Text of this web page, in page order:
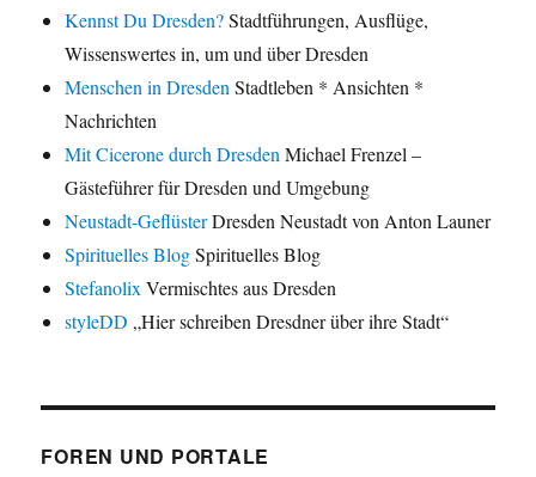
Kennst Du Dresden?Stadtführungen, Ausflüge,
Wissenswertes in, um und über Dresden
Menschen in Dresden Stadtleben * Ansichten *
Nachrichten
Mit Cicerone durch Dresden Michael Frenzel –
Gästeführer für Dresden und Umgebung
Neustadt-GeflüsterDresden Neustadt von Anton Launer
Spirituelles BlogSpirituelles Blog
Stefanolix Vermischtes aus Dresden
styleDD „Hier schreiben Dresdner über ihre Stadt“
FOREN UND PORTALE